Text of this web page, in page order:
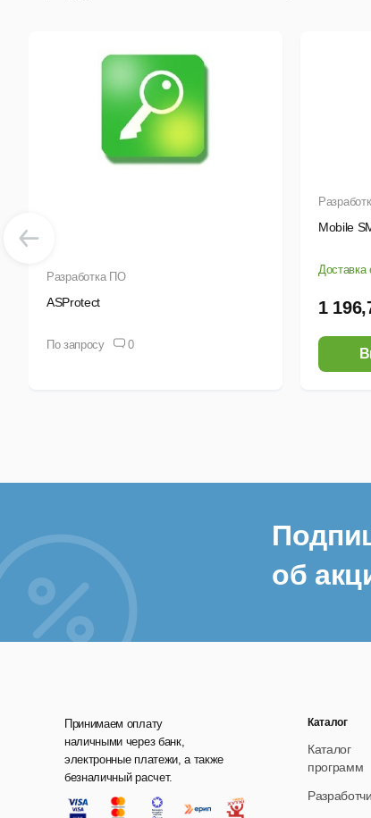
Разработка ПО
ASProtect
По запросу 0
Mobile
Доставка
1
об
Принимаем оплату
наличными через банк,
электронные платежи, а также
безналичный расчет.
Каталог
Каталог
программ